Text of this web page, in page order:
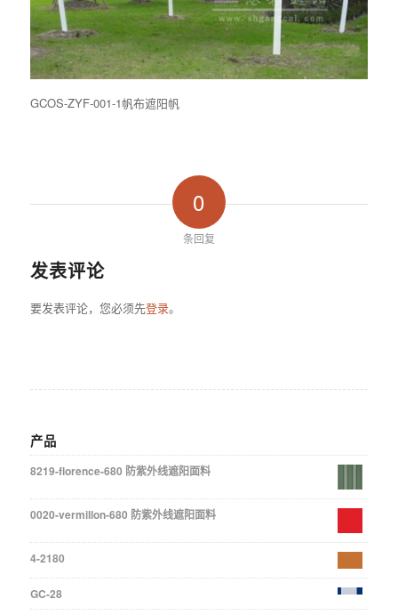
GCOS-ZYF-001-1帆布遮阳帆
0
条回复
发表评论
要发表评论，您必须先登录。
产品
8219-florence-680 防紫外线遮阳面料
0020-vermillon-680 防紫外线遮阳面料
4-2180
GC-28